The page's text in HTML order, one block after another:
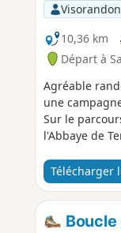
10,36 km
Départ à
Agréable
une
Sur le
l'Abbaye de
Télécharger